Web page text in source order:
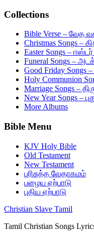
Collections
Bible Verse – வேத
Christmas Songs –
Easter Songs –
Funeral Songs –
Good Friday Songs
Holy Communion
Marriage Songs –
New Year Songs –
More Albums
Bible Menu
KJV Holy Bible
Old Testament
New Testament
பரிசுத்த வேதாகமம்
பழைய ஏற்பாடு
புதிய ஏற்பாடு
Christian Slave Tamil
Tamil Christian Songs